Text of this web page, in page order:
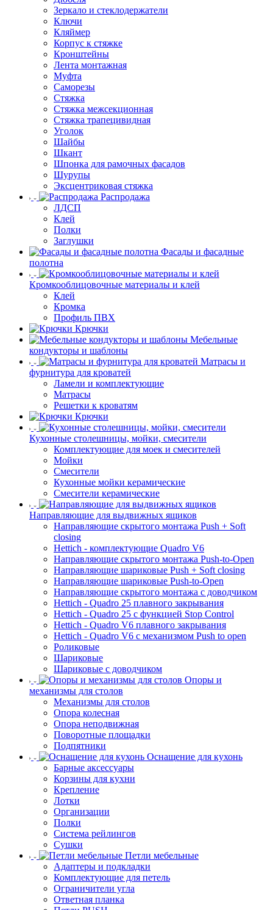
Зеркало и стеклодержатели
Ключи
Кляймер
Корпус к стяжке
Кронштейны
Лента монтажная
Муфта
Саморезы
Стяжка
Стяжка межсекционная
Стяжка трапецивидная
Уголок
Шайбы
Шкант
Шпонка для рамочных фасадов
Шурупы
Эксцентриковая стяжка
Распродажа
ЛДСП
Клей
Полки
Заглушки
Фасады и фасадные
полотна
Кромкооблицовочные материалы и клей
Клей
Кромка
Профиль ПВХ
Крючки
Мебельные
кондукторы и шаблоны
Матрасы и
фурнитура для кроватей
Ламели и комплектующие
Матрасы
Решетки к кроватям
Крючки
Кухонные столешницы, мойки, смесители
Комплектующие для моек и смесителей
Мойки
Смесители
Кухонные мойки керамические
Смесители керамические
Направляющие для выдвижных ящиков
Направляющие скрытого монтажа Push + Soft
closing
Hettich - комплектующие Quadro V6
Направляющие скрытого монтажа Push-to-Open
Направляющие шариковые Push + Soft closing
Направляющие шариковые Push-to-Open
Направляющие скрытого монтажа с доводчиком
Hettich - Quadro 25 плавного закрывания
Hettich - Quadro 25 с функцией Stop Control
Hettich - Quadro V6 плавного закрывания
Hettich - Quadro V6 с механизмом Push to open
Роликовые
Шариковые
Шариковые с доводчиком
Опоры и
механизмы для столов
Механизмы для столов
Опора колесная
Опора неподвижная
Поворотные площадки
Подпятники
Оснащение для кухонь
Барные аксессуары
Корзины для кухни
Крепление
Лотки
Организации
Полки
Система рейлингов
Сушки
Петли мебельные
Адаптеры и подкладки
Комплектующие для петель
Ограничители угла
Ответная планка